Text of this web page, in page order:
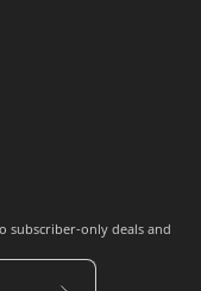
subscriber-only deals and